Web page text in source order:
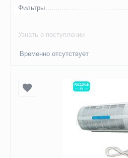
Фильтры
Узнать о поступлении
Временно отсутствует